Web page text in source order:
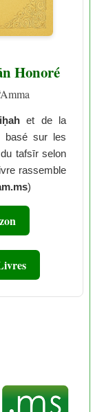
Honoré
et de la
basé sur les
tafsīr selon
rassemble
)